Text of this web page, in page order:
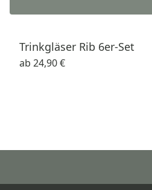
Trinkgläser Rib 6er-Set
ab 24,90 €